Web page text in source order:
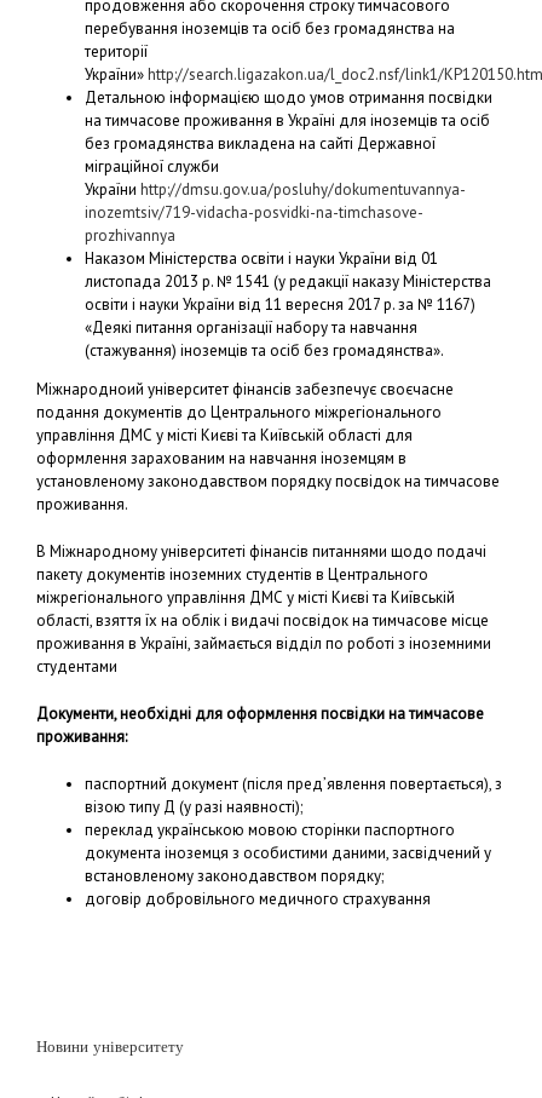
продовження або скорочення строку тимчасового
перебування іноземців та осіб без громадянства на
території
України»http://search.ligazakon.ua/l_doc2.nsf/link1/
Детальною інформацією щодо умов отримання посвідки
на тимчасове проживання в Україні для іноземців та осіб
без громадянства викладена на сайті Державної
міграційної служби
України http://dmsu.gov.ua/posluhy/dokumentuvannya-
inozemtsiv/719-vidacha-posvidki-na-timchasove-
prozhivannya
Наказом Міністерства освіти і науки України від 01
листопада 2013 р. № 1541 (у редакції наказу Міністерства
освіти і науки України від 11 вересня 2017 р. за № 1167)
«Деякі питання організації набору та навчання
(стажування) іноземців та осіб без громадянства».
Міжнародноий університет фінансів забезпечує своєчасне
подання документів до Центрального міжрегіонального
управління ДМС у місті Києві та Київській області для
оформлення зарахованим на навчання іноземцям в
установленому законодавством порядку посвідок на тимчасове
проживання.
В Міжнародному університеті фінансів питаннями щодо подачі
пакету документів іноземних студентів в Центрального
міжрегіонального управління ДМС у місті Києві та Київській
області, взяття їх на облік і видачі посвідок на тимчасове місце
проживання в Україні, займається відділ по роботі з іноземними
студентами
Документи, необхідні для оформлення посвідки на тимчасове
проживання:
паспортний документ (після пред’явлення повертається), з
візою типу Д (у разі наявності);
переклад українською мовою сторінки паспортного
документа іноземця з особистими даними, засвідчений у
встановленому законодавством порядку;
договір добровільного медичного страхування
Новини університету